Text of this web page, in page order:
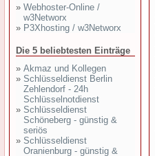
» Webhoster-Online /
w3Networx
» P3Xhosting / w3Networx
Die 5 beliebtesten Einträge
» Akmaz und Kollegen
» Schlüsseldienst Berlin
Zehlendorf - 24h
Schlüsselnotdienst
» Schlüsseldienst
Schöneberg - günstig &
seriös
» Schlüsseldienst
Oranienburg - günstig &